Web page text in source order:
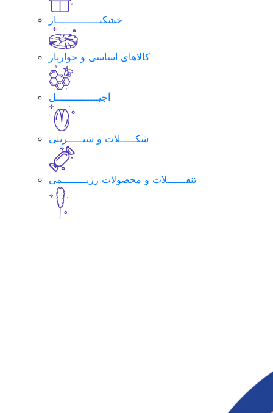
خشکبــــــــــــــار
کالاهای اساسی و خواربار
آجیــــــــــــــل
شکـــــلات و شیـــــرینی
تنقــــــلات و محصولات رژیــــــــمی